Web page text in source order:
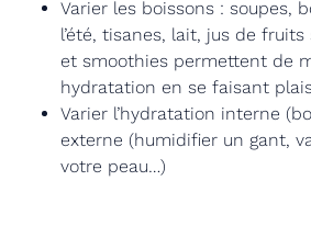
Varier les boissons : soupes,
l’été, tisanes, lait, jus de
et smoothies permettent de
hydratation en se faisant
Varier l’hydratation interne
externe (humidifier un gant,
votre peau…)